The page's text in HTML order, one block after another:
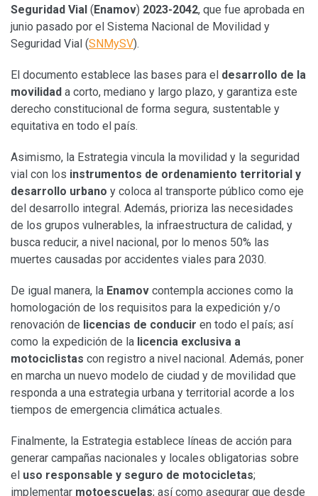
Seguridad Vial (Enamov) 2023-2042, que fue aprobada en
junio pasado por el Sistema Nacional de Movilidad y
Seguridad Vial (SNMySV).
El documento establece las bases para el desarrollo de la
movilidad a corto, mediano y largo plazo, y garantiza este
derecho constitucional de forma segura, sustentable y
equitativa en todo el país.
Asimismo, la Estrategia vincula la movilidad y la seguridad
vial con los instrumentos de ordenamiento territorial y
desarrollo urbano y coloca al transporte público como eje
del desarrollo integral. Además, prioriza las necesidades
de los grupos vulnerables, la infraestructura de calidad, y
busca reducir, a nivel nacional, por lo menos 50% las
muertes causadas por accidentes viales para 2030.
De igual manera, la Enamov contempla acciones como la
homologación de los requisitos para la expedición y/o
renovación de licencias de conducir en todo el país; así
como la expedición de la licencia exclusiva a
motociclistas con registro a nivel nacional. Además, poner
en marcha un nuevo modelo de ciudad y de movilidad que
responda a una estrategia urbana y territorial acorde a los
tiempos de emergencia climática actuales.
Finalmente, la Estrategia establece líneas de acción para
generar campañas nacionales y locales obligatorias sobre
el uso responsable y seguro de motocicletas;
implementar motoescuelas; así como asegurar que desde